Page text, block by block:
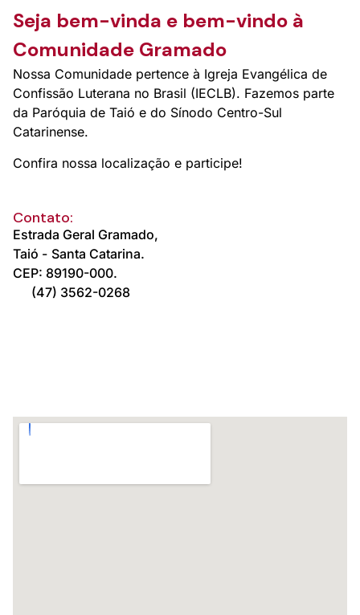
Seja bem-vinda e bem-vindo à
Comunidade Gramado
Nossa Comunidade pertence à Igreja Evangélica de
Confissão Luterana no Brasil (IECLB). Fazemos parte
da Paróquia de Taió e do Sínodo Centro-Sul
Catarinense.
Confira nossa localização e participe!
Contato:
Estrada Geral Gramado,
Taió - Santa Catarina.
CEP: 89190-000.
(47) 3562-0268